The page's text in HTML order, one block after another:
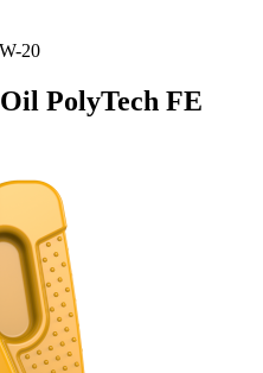
20
PolyTech FE